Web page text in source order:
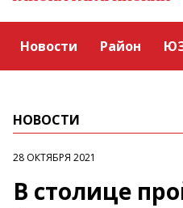
Новости Район
НОВОСТИ
28 ОКТЯБРЯ 2021
В столице